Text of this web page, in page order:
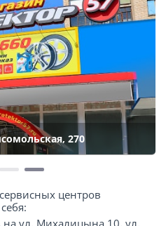
270
центров
ул. Михалицына 10, ул.